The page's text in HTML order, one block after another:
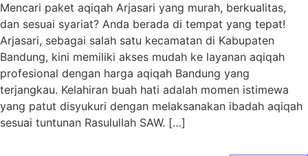
Mencari paket aqiqah Arjasari yang murah, berkualitas,
dan sesuai syariat? Anda berada di tempat yang tepat!
Arjasari, sebagai salah satu kecamatan di Kabupaten
Bandung, kini memiliki akses mudah ke layanan aqiqah
profesional dengan harga aqiqah Bandung yang
terjangkau. Kelahiran buah hati adalah momen istimewa
yang patut disyukuri dengan melaksanakan ibadah aqiqah
sesuai tuntunan Rasulullah SAW. […]